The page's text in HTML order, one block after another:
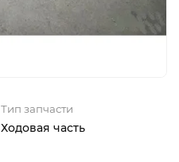
Тип запчасти
Ходовая часть